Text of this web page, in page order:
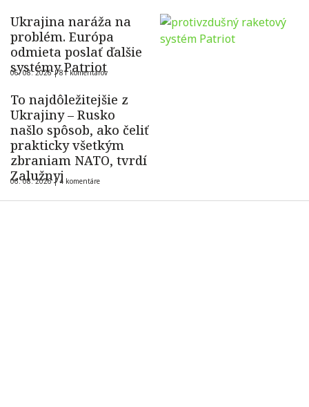
Ukrajina naráža na
problém. Európa
odmieta poslať ďalšie
systémy Patriot
06. 08. 2026 |81 komentárov
To najdôležitejšie z
Ukrajiny – Rusko
našlo spôsob, ako čeliť
prakticky všetkým
zbraniam NATO, tvrdí
Zalužnyj
06. 08. 2026 |4 komentáre